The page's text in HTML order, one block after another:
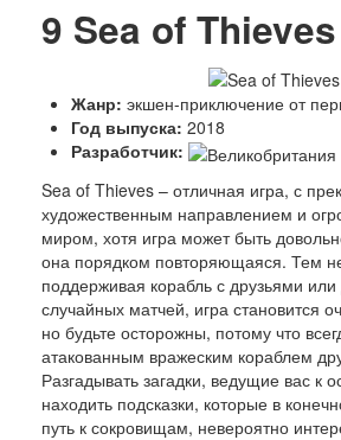
9 Sea of Thieves
Жанр: экшен-приключение от
Год выпуска: 2018
Разработчик:
Sea of Thieves – отличная игра, с
художественным направлением и
миром, хотя игра может быть
она порядком повторяющаяся. Тем
поддерживая корабль с друзьями
случайных матчей, игра становится
но будьте осторожны, потому что
атакованным вражеским кораблем
Разгадывать загадки, ведущие вас к
находить подсказки, которые в
путь к сокровищам, невероятно